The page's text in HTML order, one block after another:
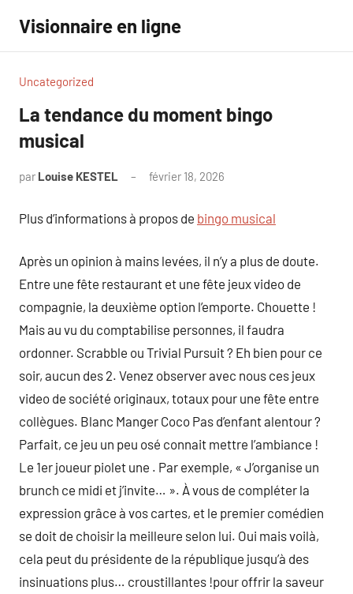
contenu
Visionnaire en ligne
Uncategorized
La tendance du moment bingo
musical
par Louise KESTEL février 18, 2026
Plus d’informations à propos de bingo musical
Après un opinion à mains levées, il n’y a plus de doute.
Entre une fête restaurant et une fête jeux video de
compagnie, la deuxième option l’emporte. Chouette !
Mais au vu du comptabilise personnes, il faudra
ordonner. Scrabble ou Trivial Pursuit ? Eh bien pour ce
soir, aucun des 2. Venez observer avec nous ces jeux
video de société originaux, totaux pour une fête entre
collègues. Blanc Manger Coco Pas d’enfant alentour ?
Parfait, ce jeu un peu osé connait mettre l’ambiance !
Le 1er joueur piolet une . Par exemple, « J’organise un
brunch ce midi et j’invite… ». À vous de compléter la
expression grâce à vos cartes, et le premier comédien
se doit de choisir la meilleure selon lui. Oui mais voilà,
cela peut du présidente de la république jusqu’à des
insinuations plus… croustillantes !pour offrir la saveur